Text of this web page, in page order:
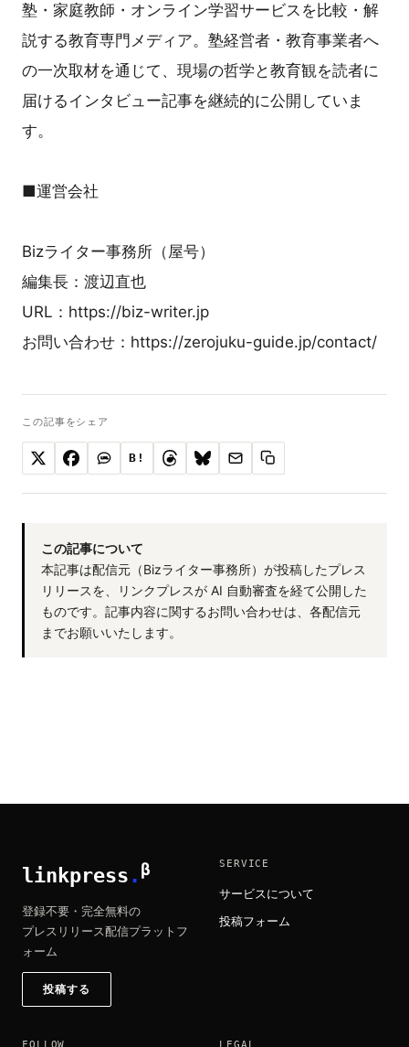
塾・家庭教師・オンライン学習サービスを比較・解
説する教育専門メディア。塾経営者・教育事業者へ
の一次取材を通じて、現場の哲学と教育観を読者に
届けるインタビュー記事を継続的に公開していま
す。
■運営会社
Bizライター事務所（屋号）
編集長：渡辺直也
URL：https://biz-writer.jp
お問い合わせ：https://zerojuku-guide.jp/contact/
この記事をシェア
B!
この記事について
本記事は配信元（Bizライター事務所）が投稿したプレス
リリースを、リンクプレスが AI 自動審査を経て公開した
ものです。記事内容に関するお問い合わせは、各配信元
までお願いいたします。
linkpress . β
登録不要・完全無料の
プレスリリース配信プラットフ
ォーム
投稿する
SERVICE
サービスについて
投稿フォーム